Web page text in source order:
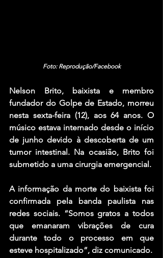
Foto: Reprodução/Facebook
Nelson Brito, baixista e membro
fundador do Golpe de Estado, morreu
nesta sexta-feira (12), aos 64 anos. O
músico estava internado desde o início
de junho devido à descoberta de um
tumor intestinal. Na ocasião, Brito foi
submetido a uma cirurgia emergencial.
A informação da morte do baixista foi
confirmada pela banda paulista nas
redes sociais. “Somos gratos a todos
que emanaram vibrações de cura
durante todo o processo em que
esteve hospitalizado”, diz comunicado.